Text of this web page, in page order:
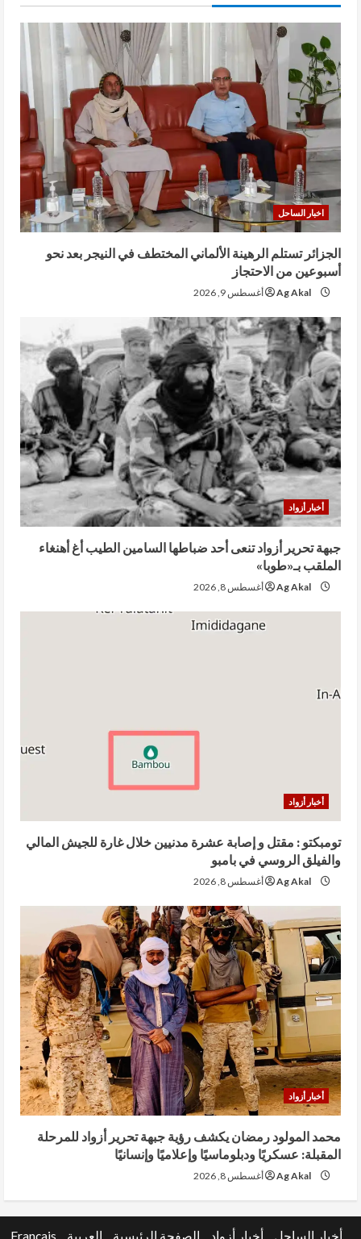
اخبار الساحل
الجزائر تستلم الرهينة الألماني المختطف في النيجر بعد نحو
أسبوعين من الاحتجاز
Ag Akal أغسطس 9, 2026
أخبار أزواد
جبهة تحرير أزواد تنعى أحد ضباطها السامين الطيب أغ أهنغاء
الملقب بـ«طوبا»
Ag Akal أغسطس 8, 2026
أخبار أزواد
تومبكتو : مقتل و إصابة عشرة مدنيين خلال غارة للجيش المالي
والفيلق الروسي في بامبو
Ag Akal أغسطس 8, 2026
أخبار أزواد
محمد المولود رمضان يكشف رؤية جبهة تحرير أزواد للمرحلة
المقبلة: عسكريًا ودبلوماسيًا وإعلاميًا وإنسانيًا
Ag Akal أغسطس 8, 2026
أخبار الساحل أخبار أزواد الصفحة الرئيسية العربية Français